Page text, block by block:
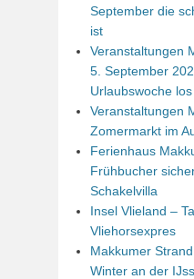
September die
ist
Veranstaltungen
5. September
Urlaubswoche los
Veranstaltungen
Zomermarkt im
Ferienhaus
Frühbucher
Schakelvilla
Insel Vlieland –
Vliehorsexpres
Makkumer
Winter an der